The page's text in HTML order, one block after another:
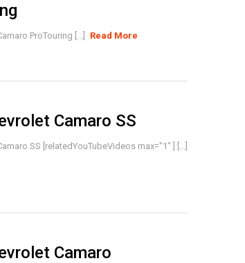
ProTouring [...] Read More
Camaro SS
SS [relatedYouTubeVideos max="1" ] [...]
Camaro